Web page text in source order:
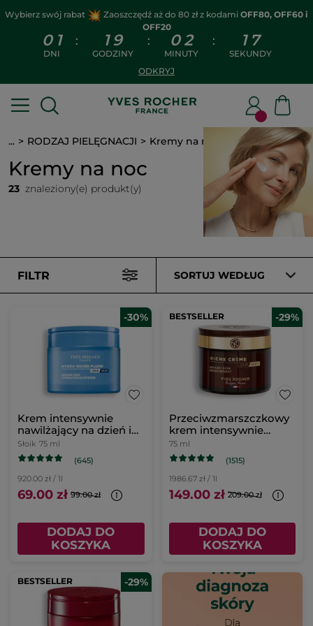
Wybierz swój rabat Zaoszczędź aż do 80 zł z kodami OFF80, OFF60 i
OFF20
0 1
DNI
: 1 9
GODZINY
: 0 2
MINUTY
: 1 6
SEKUNDY
ODKRYJ
... RODZAJ PIELĘGNACJI Kremy na noc
Kremy na noc
23 znaleziony(e) produkt(y)
FILTR SORTUJ WEDŁUG
-30%
Krem intensywnie
nawilżający na dzień i
na noc 75 ml
Słoik 75 ml
(645)
920.00 zł / 1l
69.00 zł 99.00 zł
DODAJ DO
KOSZYKA
BESTSELLER -29%
Przeciwzmarszczkowy
krem intensywnie
regenerujący
75 ml
(1515)
1986.67 zł / 1l
149.00 zł 209.00 zł
DODAJ DO
KOSZYKA
BESTSELLER -29%